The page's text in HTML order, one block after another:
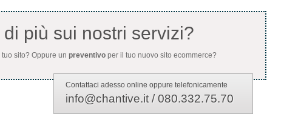
più sui nostri servizi?
sito? Oppure un preventivo per il tuo nuovo sito ecommerce?
Contattaci adesso online oppure telefonicamente
info@chantive.it / 080.332.75.70